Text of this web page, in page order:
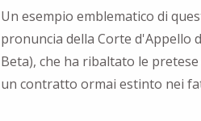
Un esempio emblematico di
pronuncia della Corte d'Appello
Beta), che ha ribaltato le
un contratto ormai estinto nei